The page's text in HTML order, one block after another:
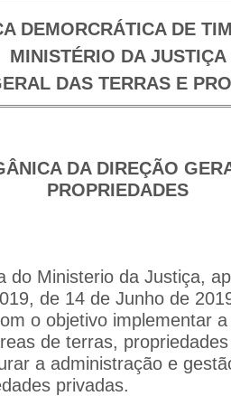
DEMORCRÁTICA DE
MINISTÉRIO DA JUSTIÇA
DAS TERRAS E
DA DIREÇÃO
PROPRIEDADES
do Ministerio da Justiça,
de 14 de Junho de
o objetivo implementar
de terras,
a administração e
privadas.